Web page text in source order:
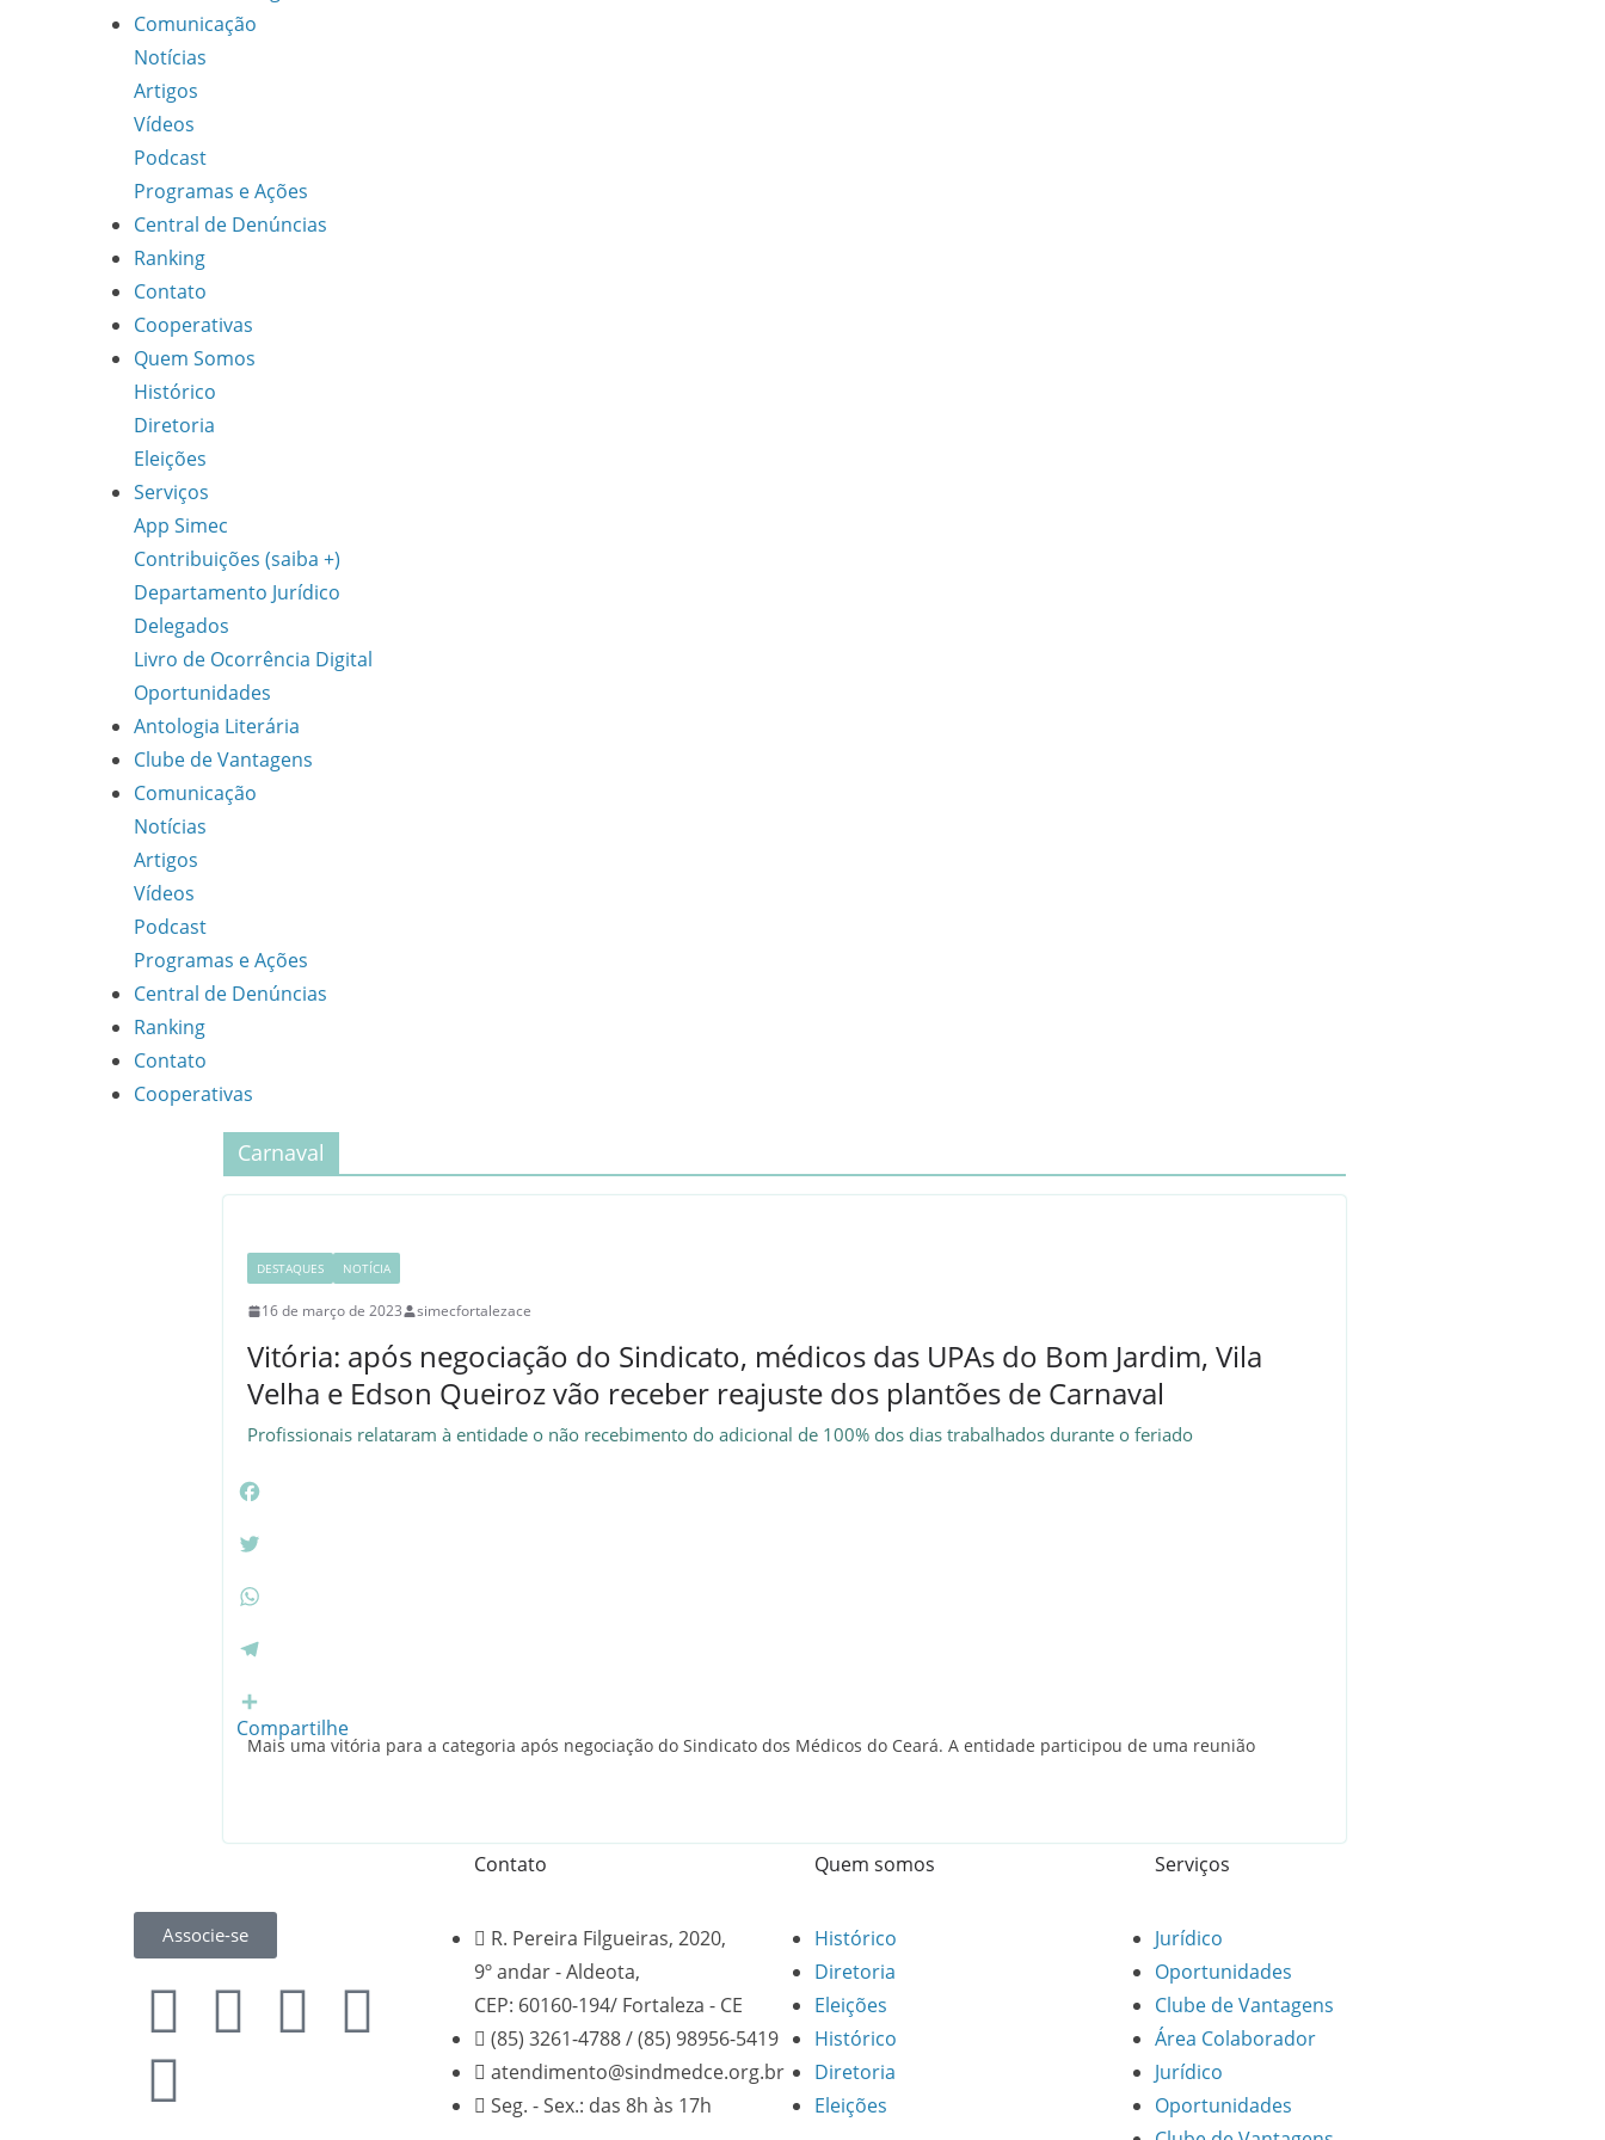
Comunicação
Notícias
Artigos
Vídeos
Podcast
Programas e Ações
Central de Denúncias
Ranking
Contato
Cooperativas
Quem Somos
Histórico
Diretoria
Eleições
Serviços
App Simec
Contribuições (saiba +)
Departamento Jurídico
Delegados
Livro de Ocorrência Digital
Oportunidades
Antologia Literária
Clube de Vantagens
Comunicação
Notícias
Artigos
Vídeos
Podcast
Programas e Ações
Central de Denúncias
Ranking
Contato
Cooperativas
Carnaval
DESTAQUES NOTÍCIA
16 de março de 2023 simecfortalezace
Vitória: após negociação do Sindicato, médicos das UPAs do Bom Jardim, Vila
Velha e Edson Queiroz vão receber reajuste dos plantões de Carnaval
Profissionais relataram à entidade o não recebimento do adicional de 100% dos dias trabalhados durante o feriado
a
e
o
k
w
t
e
r
h
t
s
e
lCompartilhe
Mais uma vitória para a categoria após negociação do Sindicato dos Médicos do Ceará. A entidade participou de uma reunião
Associe-se
Contato
R. Pereira Filgueiras, 2020,
9º andar - Aldeota,
CEP: 60160-194/ Fortaleza - CE
(85) 3261-4788 / (85) 98956-5419
atendimento@sindmedce.org.br
Seg. - Sex.: das 8h às 17h
Quem somos
Histórico
Diretoria
Eleições
Histórico
Diretoria
Eleições
Serviços
Jurídico
Oportunidades
Clube de Vantagens
Área Colaborador
Jurídico
Oportunidades